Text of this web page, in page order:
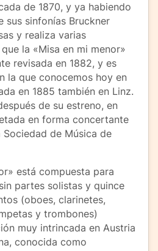
de 1870, y ya habiendo
sus sinfonías Bruckner
y realiza varias
la «Misa en mi menor»
revisada en 1882, y es
la que conocemos hoy en
en 1885 también en Linz.
de su estreno, en
en forma concertante
Sociedad de Música de
está compuesta para
partes solistas y quince
(oboes, clarinetes,
y trombones)
muy intrincada en Austria
conocida como